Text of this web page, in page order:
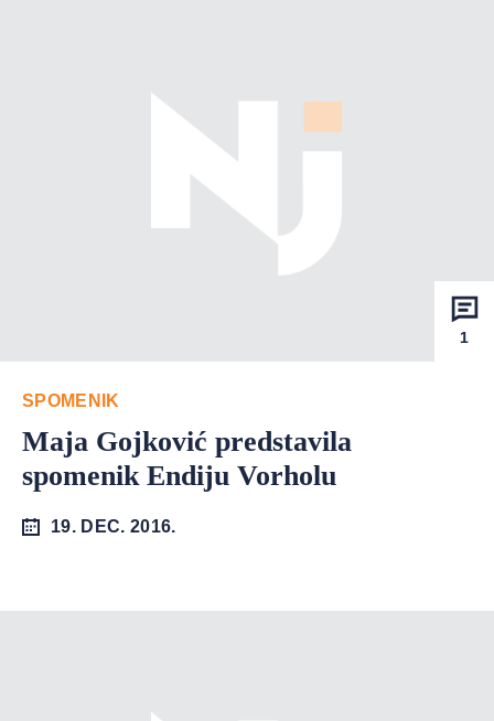
1
SPOMENIK
Maja Gojković predstavila
spomenik Endiju Vorholu
19. DEC. 2016.